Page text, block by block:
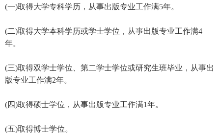
(一)取得大学专科学历，从事出版专业工作满5年。
(二)取得大学本科学历或学士学位，从事出版专业工作满4
年。
(三)取得双学士学位、第二学士学位或研究生班毕业，从事出
版专业工作满2年。
(四)取得硕士学位，从事出版专业工作满1年。
(五)取得博士学位。